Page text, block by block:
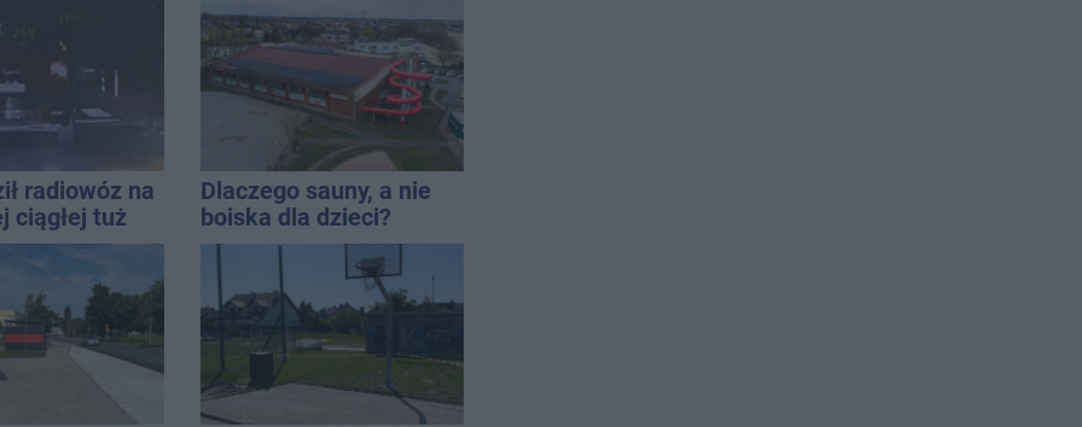
Rekordzista miał 2,6
promila
radiowóz na
ciągłej tuż
Dlaczego sauny, a nie
boiska dla dzieci?
Ratusz odpowiada